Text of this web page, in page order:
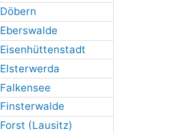
Döbern
Eberswalde
Eisenhüttenstadt
Elsterwerda
Falkensee
Finsterwalde
Forst (Lausitz)